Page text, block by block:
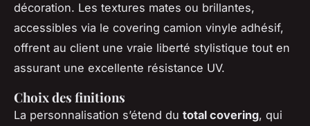
décoration. Les textures mates ou brillantes,
accessibles via le covering camion vinyle adhésif,
offrent au client une vraie liberté stylistique tout en
assurant une excellente résistance UV.
Choix des finitions
La personnalisation s’étend du total covering, qui